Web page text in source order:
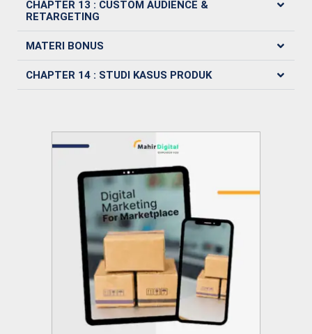
CHAPTER 13 : CUSTOM AUDIENCE &
RETARGETING
MATERI BONUS
CHAPTER 14 : STUDI KASUS PRODUK